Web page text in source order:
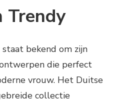
Trendy
bekend om zijn
die perfect
vrouw. Het Duitse
collectie